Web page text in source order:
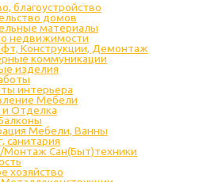
благоустройство
домов
материалы
недвижимости
Конструкции, Демонтаж
коммуникации
изделия
интерьера
Мебели
Отделка
Мебели, Ванны
санитария
Сан(Быт)техники
хозяйство